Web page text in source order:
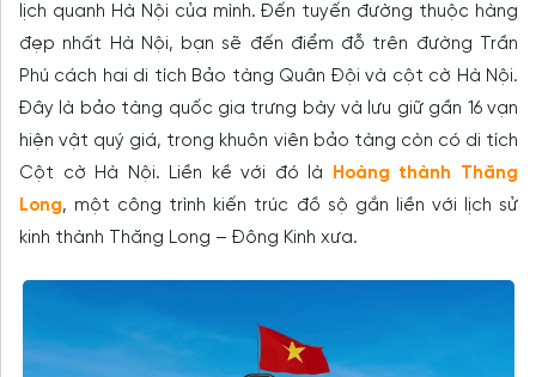
lịch quanh Hà Nội của mình. Đến tuyến đường thuộc hàng
đẹp nhất Hà Nội, bạn sẽ đến điểm đỗ trên đường Trần
Phú cách hai di tích Bảo tàng Quân Đội và cột cờ Hà Nội.
Đây là bảo tàng quốc gia trưng bày và lưu giữ gần 16 vạn
hiện vật quý giá, trong khuôn viên bảo tàng còn có di tích
Cột cờ Hà Nội. Liền kề với đó là Hoàng thành Thăng
Long, một công trình kiến trúc đồ sộ gắn liền với lịch sử
kinh thành Thăng Long – Đông Kinh xưa.